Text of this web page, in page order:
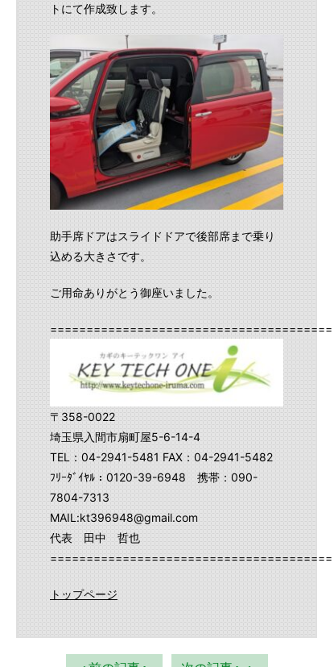
トにて作成致します。
助手席ドアはスライドドアで後部席まで乗り
込める大きさです。
ご用命ありがとう御座いました。
〒358-0022
埼玉県入間市扇町屋5-6-14-4
TEL：04-2941-5481 FAX：04-2941-5482
ﾌﾘｰﾀﾞｲﾔﾙ：0120-39-6948 携帯：090-
7804-7313
MAIL:kt396948@gmail.com
代表 田中 哲也
トップページ